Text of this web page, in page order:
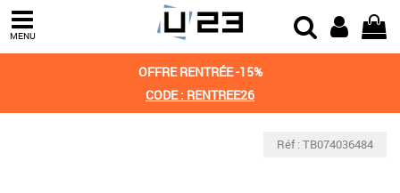
MENU
OFFRE RENTRÉE -15%
CODE : RENTREE26
Réf : TB074036484